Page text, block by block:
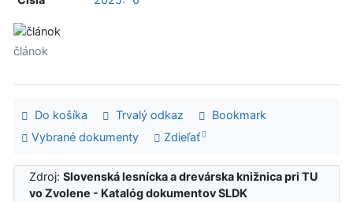
článok
Do košíka Trvalý odkaz
Bookmark
Vybrané dokumenty
Zdieľať
Zdroj:Slovenská lesnícka a drevárska knižnica pri TU
vo Zvolene - Katalóg dokumentov SLDK